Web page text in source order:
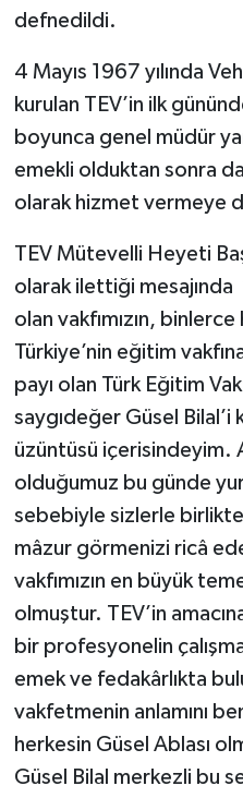
defnedildi.
4 Mayıs 1967 yılında
kurulan TEV’in ilk
boyunca genel müdür
emekli olduktan sonra
olarak hizmet vermeye
TEV Mütevelli Heyeti
olarak ilettiği mesajında
olan vakfımızın,
Türkiye’nin eğitim
payı olan Türk Eğitim
saygıdeğer Güsel
üzüntüsü içerisindeyim.
olduğumuz bu günde
sebebiyle sizlerle birlikte
mâzur görmenizi ricâ
vakfımızın en büyük
olmuştur. TEV’in
bir profesyonelin
emek ve fedakârlıkta
vakfetmenin anlamını
herkesin Güsel Ablası
Güsel Bilal merkezli bu